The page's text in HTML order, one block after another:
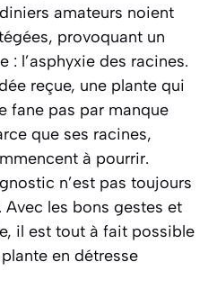
amateurs noient
provoquant un
: l’asphyxie des racines.
reçue, une plante qui
fane pas par manque
que ses racines,
à pourrir.
n’est pas toujours
les bons gestes et
il est tout à fait possible
en détresse